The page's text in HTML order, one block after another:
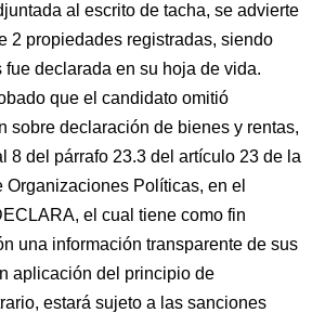
al escrito de tacha, se advierte
2 propiedades registradas, siendo
declarada en su hoja de vida.
que el candidato omitió
sobre declaración de bienes y rentas,
8 del párrafo 23.3 del artículo 23 de la
Organizaciones Políticas, en el
el cual tiene como fin
una información transparente de sus
aplicación del principio de
estará sujeto a las sanciones